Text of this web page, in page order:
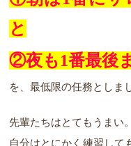
と
②夜も1番最後
を、最低限の任務としま
先輩たちはとてもうまい。
自分はとにかく練習して